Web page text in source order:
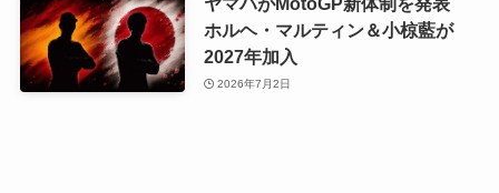
ホルヘ・マルティン＆小椋藍が
2027年加入
2026年7月2日